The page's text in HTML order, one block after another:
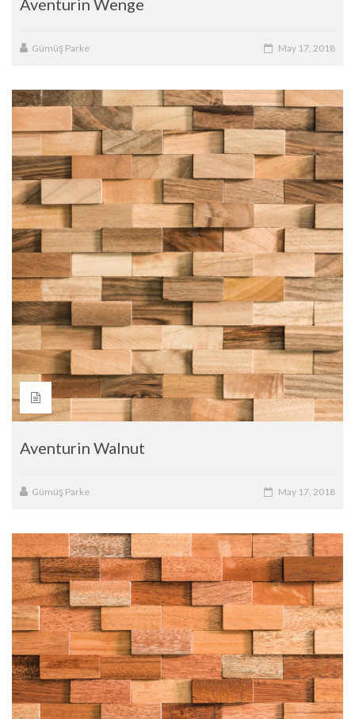
Aventurin Wenge
Gümüş Parke May 17, 2018
Aventurin Walnut
Gümüş Parke May 17, 2018